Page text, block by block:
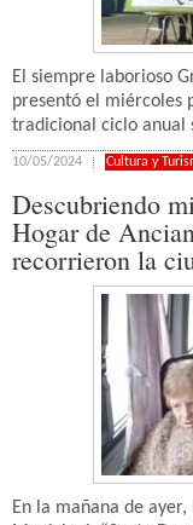
El siempre laborioso
presentó el miércoles
tradicional ciclo anual
10/05/2024 Cultura y
Descubriendo
Hogar de
recorrieron la
En la mañana de